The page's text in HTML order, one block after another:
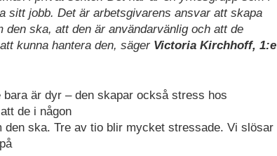
sitt jobb. Det är arbetsgivarens ansvar att skapa
ska, att den är användarvänlig och att de
kunna hantera den, säger Victoria Kirchhoff, 1:e
är dyr – den skapar också stress hos
de i någon
ska. Tre av tio blir mycket stressade. Vi slösar